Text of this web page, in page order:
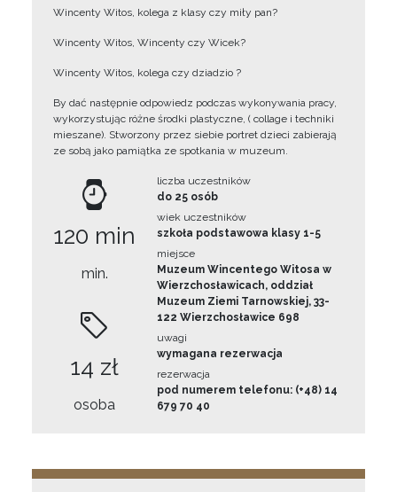
Wincenty Witos, kolega z klasy czy miły pan?
Wincenty Witos, Wincenty czy Wicek?
Wincenty Witos, kolega czy dziadzio ?
By dać następnie odpowiedz podczas wykonywania pracy,
wykorzystując różne środki plastyczne, ( collage i techniki
mieszane). Stworzony przez siebie portret dzieci zabierają
ze sobą jako pamiątka ze spotkania w muzeum.
120 min
min.
14 zł
osoba
liczba uczestników
do 25 osób
wiek uczestników
szkoła podstawowa klasy 1-5
miejsce
Muzeum Wincentego Witosa w
Wierzchosławicach, oddział
Muzeum Ziemi Tarnowskiej, 33-
122 Wierzchosławice 698
uwagi
wymagana rezerwacja
rezerwacja
pod numerem telefonu: (+48) 14
679 70 40